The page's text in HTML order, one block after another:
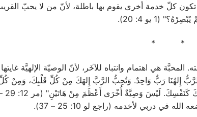
تكون كلّ خدمة أخرى يقوم بها باطلة، لأنّ من لا يحبّ
(1 يو 4: 20).
* *
هي اهتمام وانتباه للآخَر، لأنّ الوصيّة الإلهيَّة
الرَّبُّ إِلهُنَا رَبٌّ وَاحِدٌ. وَتُحِبُّ الرَّبَّ إِلهَكَ مِنْ كُلِّ قَلْبِكَ،
لأخدمه (راجع لو 10: 25 – 37).